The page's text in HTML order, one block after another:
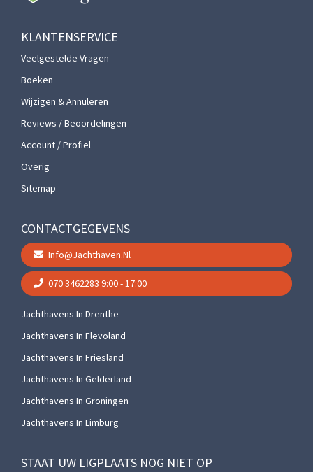
KLANTENSERVICE
Veelgestelde Vragen
Boeken
Wijzigen & Annuleren
Reviews / Beoordelingen
Account / Profiel
Overig
Sitemap
CONTACTGEGEVENS
Info@jachthaven.nl
070 3462283 9:00 - 17:00
Jachthavens In Drenthe
Jachthavens In Flevoland
Jachthavens In Friesland
Jachthavens In Gelderland
Jachthavens In Groningen
Jachthavens In Limburg
STAAT UW LIGPLAATS NOG NIET OP